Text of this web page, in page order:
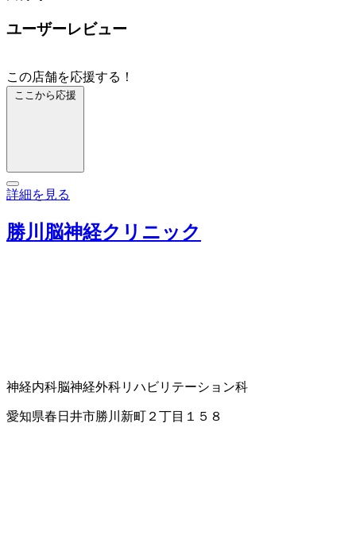
ユーザーレビュー
この店舗を応援する！
ここから応援
詳細を見る
勝川脳神経クリニック
神経内科脳神経外科リハビリテーション科
愛知県春日井市勝川新町２丁目１５８